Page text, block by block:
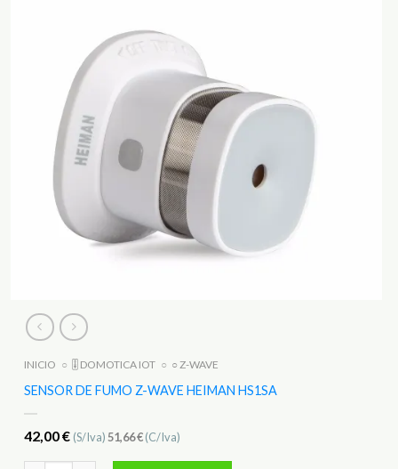
INICIO ○ 🎚️ DOMOTICA IOT ○ ○ Z-WAVE
SENSOR DE FUMO Z-WAVE HEIMAN HS1SA
42,00€ (S/Iva)51,66€(C/Iva)